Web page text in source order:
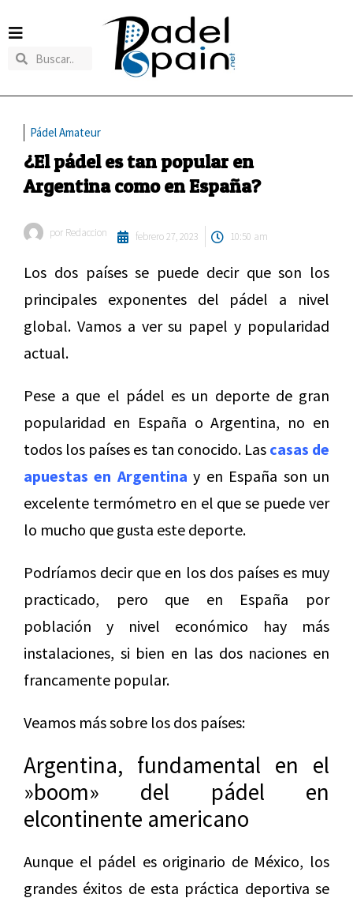
Pádel Amateur
¿El pádel es tan popular en
Argentina como en España?
por Redaccion febrero 27, 2023 10:50 am
Los dos países se puede decir que son los
principales exponentes del pádel a nivel
global. Vamos a ver su papel y popularidad
actual.
Pese a que el pádel es un deporte de gran
popularidad en España o Argentina, no en
todos los países es tan conocido. Las casas de
apuestas en Argentina y en España son un
excelente termómetro en el que se puede ver
lo mucho que gusta este deporte.
Podríamos decir que en los dos países es muy
practicado, pero que en España por
población y nivel económico hay más
instalaciones, si bien en las dos naciones en
francamente popular.
Veamos más sobre los dos países:
Argentina, fundamental en el
»boom» del pádel en
elcontinente americano
Aunque el pádel es originario de México, los
grandes éxitos de esta práctica deportiva se